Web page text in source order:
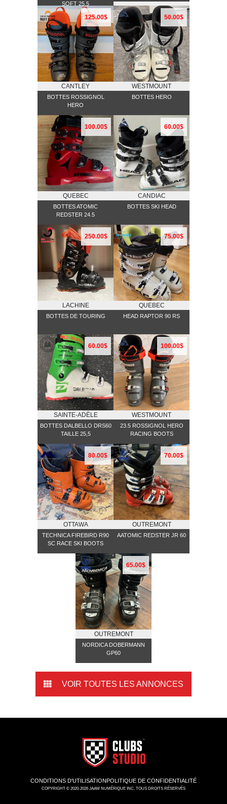
SOFT 25.5
125.00$
CANTLEY
BOTTES ROSSIGNOL
HERO
50.00$
WESTMOUNT
BOTTES HERO
100.00$
QUEBEC
BOTTES ATOMIC
REDSTER 24.5
60.00$
CANDIAC
BOTTES SKI HEAD
250.00$
LACHINE
BOTTES DE TOURING
75.00$
QUEBEC
HEAD RAPTOR 90 RS
60.00$
SAINTE-ADÈLE
BOTTES DALBELLO DRS60
TAILLE 25,5
100.00$
WESTMOUNT
23.5 ROSSIGNOL HERO
RACING BOOTS
80.00$
OTTAWA
TECHNICA FIREBIRD R90
SC RACE SKI BOOTS
70.00$
OUTREMONT
AATOMIC REDSTER JR 60
65.00$
OUTREMONT
NORDICA DOBERMANN
GP60
VOIR TOUTES LES ANNONCES
CONDITIONS D'UTILISATIONPOLITIQUE DE CONFIDENTIALITÉ
COPYRIGHT © 2020-2026 JAAM NUMÉRIQUE INC. TOUS DROITS RÉSERVÉS